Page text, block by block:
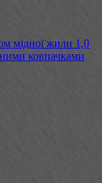
мідної жили 1,0
ковпачками